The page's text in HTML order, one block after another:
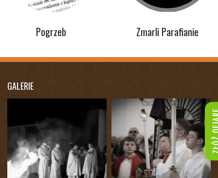
Pogrzeb Zmarli Parafianie
GALERIE